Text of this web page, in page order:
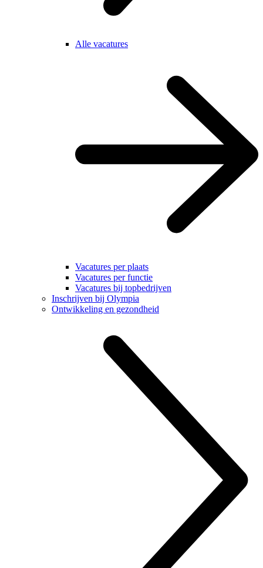
Alle vacatures
Vacatures per plaats
Vacatures per functie
Vacatures bij topbedrijven
Inschrijven bij Olympia
Ontwikkeling en gezondheid